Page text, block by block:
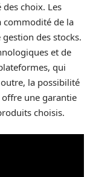
choix. Les
commodité de la
des stocks.
et de
qui
la possibilité
offre une garantie
choisis.